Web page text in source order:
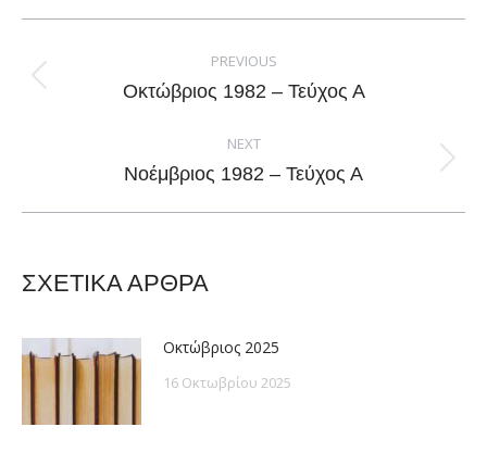
Facebook
X
PinterestLinkedIn
navigation
PREVIOUS
Previous
Οκτώβριος 1982 – Τεύχος Α
NEXT
Next
Νοέμβριος 1982 – Τεύχος Α
ΣΧΕΤΙΚΑ ΑΡΘΡΑ
Οκτώβριος 2025
16 Οκτωβρίου 2025